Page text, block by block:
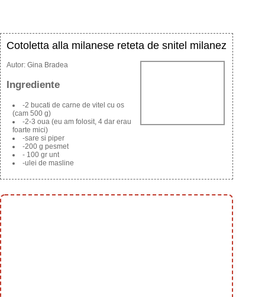
Cotoletta alla milanese reteta de snitel milanez
Autor: Gina Bradea
Ingrediente
-2 bucati de carne de vitel cu os
(cam 500 g)
-2-3 oua (eu am folosit, 4 dar erau
foarte mici)
-sare si piper
-200 g pesmet
- 100 gr unt
-ulei de masline